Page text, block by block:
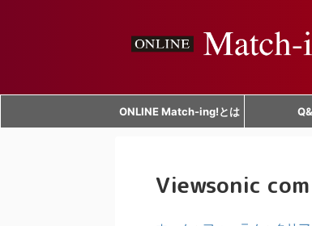
ONLINE Match-ing!とは
Viewsonic